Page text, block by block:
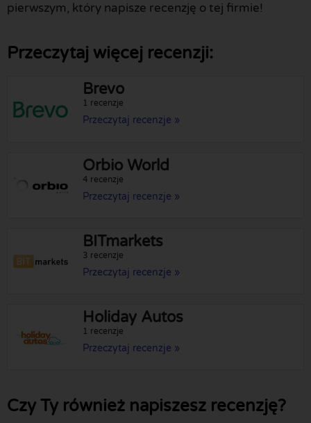
pierwszym, który napisze recenzję o tej firmie!
Przeczytaj więcej recenzji:
Brevo
1 recenzje
Przeczytaj recenzje »
Orbio World
4 recenzje
Przeczytaj recenzje »
BITmarkets
3 recenzje
Przeczytaj recenzje »
Holiday Autos
1 recenzje
Przeczytaj recenzje »
Czy Ty również napiszesz recenzję?